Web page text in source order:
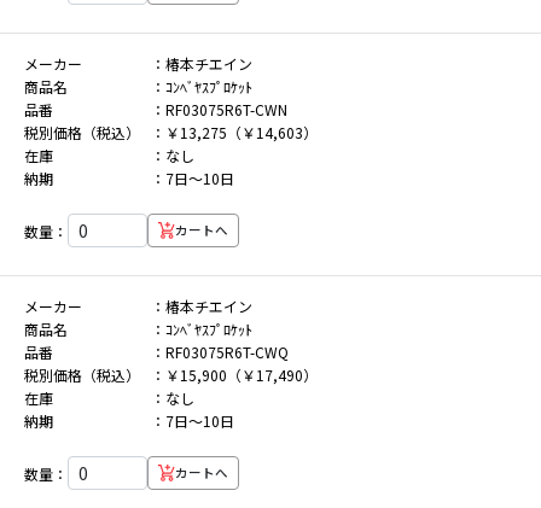
メーカー
椿本チエイン
商品名
ｺﾝﾍﾞﾔｽﾌﾟﾛｹｯﾄ
品番
RF03075R6T-CWN
税別価格（税込）
￥13,275（￥14,603）
在庫
なし
納期
7日～10日
数量： カートへ
メーカー
椿本チエイン
商品名
ｺﾝﾍﾞﾔｽﾌﾟﾛｹｯﾄ
品番
RF03075R6T-CWQ
税別価格（税込）
￥15,900（￥17,490）
在庫
なし
納期
7日～10日
数量： カートへ